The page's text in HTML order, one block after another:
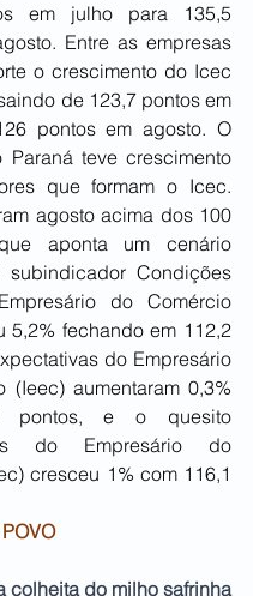
em julho para 135,5
Entre as empresas
o crescimento do Icec
de 123,7 pontos em
pontos em agosto. O
Paraná teve crescimento
que formam o Icec.
agosto acima dos 100
aponta um cenário
subindicador Condições
do Comércio
5,2% fechando em 112,2
do Empresário
(Ieec) aumentaram 0,3%
pontos, e o quesito
do Empresário do
cresceu 1% com 116,1
colheita do milho safrinha